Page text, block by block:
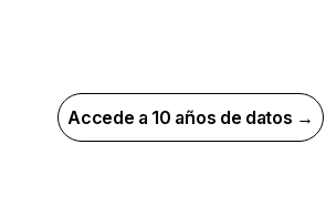
Accede a 10 años de datos →